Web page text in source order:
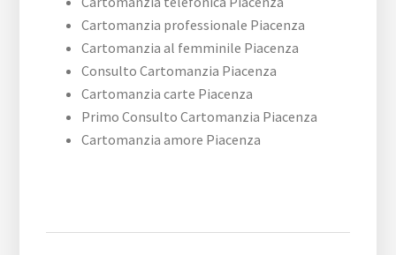
Cartomanzia professionale Piacenza
Cartomanzia al femminile Piacenza
Consulto Cartomanzia Piacenza
Cartomanzia carte Piacenza
Primo Consulto Cartomanzia Piacenza
Cartomanzia amore Piacenza